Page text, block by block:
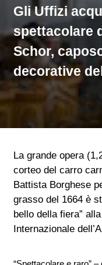
Gli Uffizi
spettacolare
Schor,
decorative
La grande opera
corteo del carro
Battista Borghese
grasso del 1664 è
bello della fiera”
Internazionale